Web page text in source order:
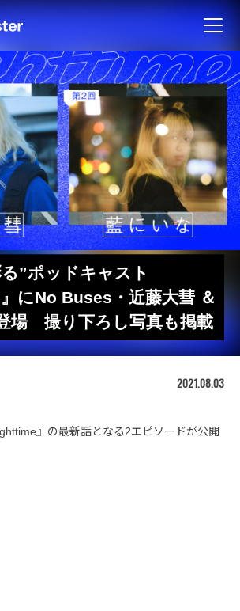
”ポッドキャスト
にNo Buses・近藤大彗 ＆
場 撮り下ろし写真も掲載
2021.08.03
』の最新話となる2エピソードが公開